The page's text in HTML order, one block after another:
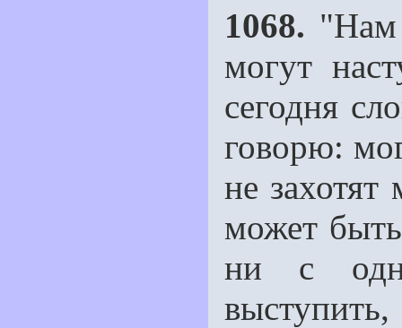
1068. "Нам
могут
сегодня
говорю:
не захотят
может
ни с